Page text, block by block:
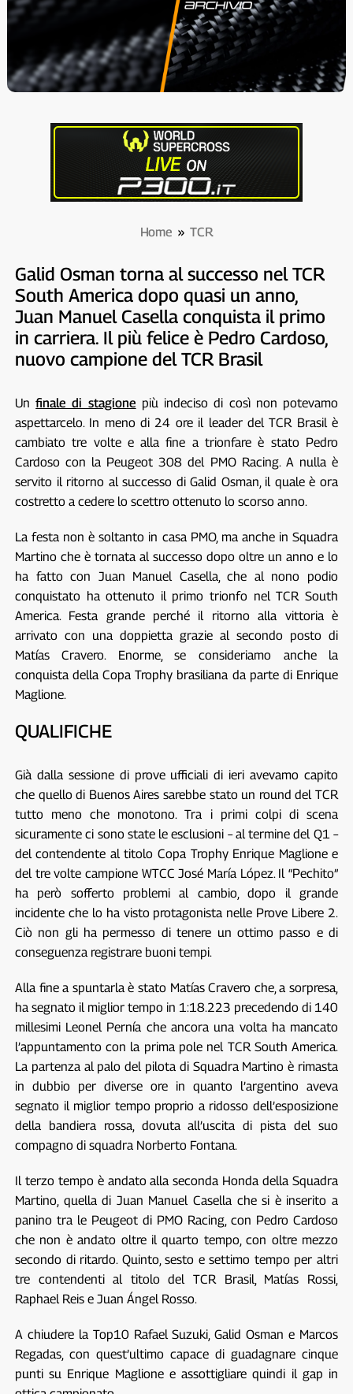
Home »TCR
Galid Osman torna al successo nel TCR
South America dopo quasi un anno,
Juan Manuel Casella conquista il primo
in carriera. Il più felice è Pedro Cardoso,
nuovo campione del TCR Brasil
Unfinale di stagione più indeciso di così non potevamo
aspettarcelo. In meno di 24 ore il leader del TCR Brasil è
cambiato tre volte e alla fine a trionfare è stato Pedro
Cardoso con la Peugeot 308 del PMO Racing. A nulla è
servito il ritorno al successo di Galid Osman, il quale è ora
costretto a cedere lo scettro ottenuto lo scorso anno.
La festa non è soltanto in casa PMO, ma anche in Squadra
Martino che è tornata al successo dopo oltre un anno e lo
ha fatto con Juan Manuel Casella, che al nono podio
conquistato ha ottenuto il primo trionfo nel TCR South
America. Festa grande perché il ritorno alla vittoria è
arrivato con una doppietta grazie al secondo posto di
Matías Cravero. Enorme, se consideriamo anche la
conquista della Copa Trophy brasiliana da parte di Enrique
Maglione.
QUALIFICHE
Già dalla sessione di prove ufficiali di ieri avevamo capito
che quello di Buenos Aires sarebbe stato un round del TCR
tutto meno che monotono. Tra i primi colpi di scena
sicuramente ci sono state le esclusioni – al termine del Q1 –
del contendente al titolo Copa Trophy Enrique Maglione e
del tre volte campione WTCC José María López. Il “Pechito”
ha però sofferto problemi al cambio, dopo il grande
incidente che lo ha visto protagonista nelle Prove Libere 2.
Ciò non gli ha permesso di tenere un ottimo passo e di
conseguenza registrare buoni tempi.
Alla fine a spuntarla è stato Matías Cravero che, a sorpresa,
ha segnato il miglior tempo in 1:18.223 precedendo di 140
millesimi Leonel Pernía che ancora una volta ha mancato
l’appuntamento con la prima pole nel TCR South America.
La partenza al palo del pilota di Squadra Martino è rimasta
in dubbio per diverse ore in quanto l’argentino aveva
segnato il miglior tempo proprio a ridosso dell’esposizione
della bandiera rossa, dovuta all’uscita di pista del suo
compagno di squadra Norberto Fontana.
Il terzo tempo è andato alla seconda Honda della Squadra
Martino, quella di Juan Manuel Casella che si è inserito a
panino tra le Peugeot di PMO Racing, con Pedro Cardoso
che non è andato oltre il quarto tempo, con oltre mezzo
secondo di ritardo. Quinto, sesto e settimo tempo per altri
tre contendenti al titolo del TCR Brasil, Matías Rossi,
Raphael Reis e Juan Ángel Rosso.
A chiudere la Top10 Rafael Suzuki, Galid Osman e Marcos
Regadas, con quest’ultimo capace di guadagnare cinque
punti su Enrique Maglione e assottigliare quindi il gap in